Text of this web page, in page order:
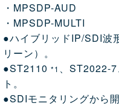
・MPSDP-AUD
・MPSDP-MULTI
●ハイブリッドIP/SDI波
リーン）。
●ST2110 *1 、ST2022-
ト。
●SDIモニタリングから